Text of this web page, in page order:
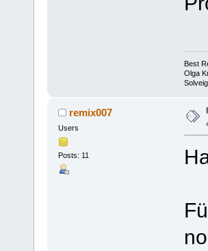
Best
Olga
remix007
Users
Posts: 11